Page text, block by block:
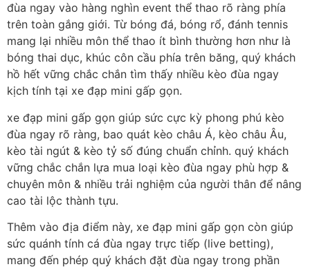
đùa ngay vào hàng nghìn event thể thao rõ ràng phía
trên toàn gắng giới. Từ bóng đá, bóng rổ, đánh tennis
mang lại nhiều môn thể thao ít bình thường hơn như là
bóng thai dục, khúc côn cầu phía trên băng, quý khách
hồ hết vững chắc chắn tìm thấy nhiều kèo đùa ngay
kịch tính tại xe đạp mini gấp gọn.
xe đạp mini gấp gọn giúp sức cực kỳ phong phú kèo
đùa ngay rõ ràng, bao quát kèo châu Á, kèo châu Âu,
kèo tài ngút & kèo tỷ số đúng chuẩn chỉnh. quý khách
vững chắc chắn lựa mua loại kèo đùa ngay phù hợp &
chuyên môn & nhiều trải nghiệm của người thân để nâng
cao tài lộc thành tựu.
Thêm vào địa điểm này, xe đạp mini gấp gọn còn giúp
sức quánh tính cá đùa ngay trực tiếp (live betting),
mang đến phép quý khách đặt đùa ngay trong phần